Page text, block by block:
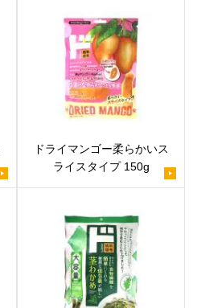
ドライマンゴー柔らかいス
ライスタイプ 150g